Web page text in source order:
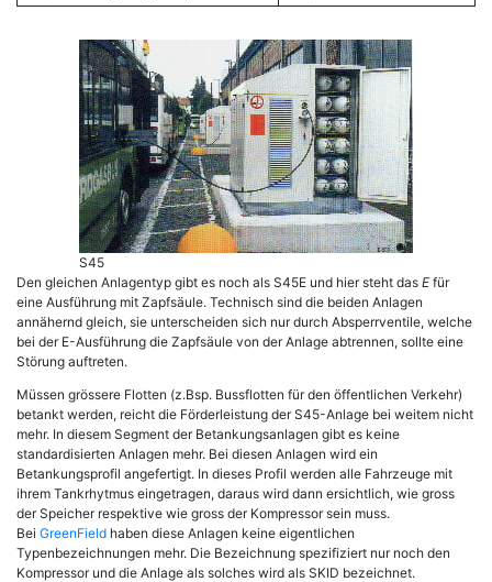
S45
Den gleichen Anlagentyp gibt es noch als S45E und hier steht das Efür
eine Ausführung mit Zapfsäule. Technisch sind die beiden Anlagen
annähernd gleich, sie unterscheiden sich nur durch Absperrventile, welche
bei der E-Ausführung die Zapfsäule von der Anlage abtrennen, sollte eine
Störung auftreten.
Müssen grössere Flotten (z.Bsp. Bussflotten für den öffentlichen Verkehr)
betankt werden, reicht die Förderleistung der S45-Anlage bei weitem nicht
mehr. In diesem Segment der Betankungsanlagen gibt es keine
standardisierten Anlagen mehr. Bei diesen Anlagen wird ein
Betankungsprofil angefertigt. In dieses Profil werden alle Fahrzeuge mit
ihrem Tankrhytmus eingetragen, daraus wird dann ersichtlich, wie gross
der Speicher respektive wie gross der Kompressor sein muss.
Bei GreenField haben diese Anlagen keine eigentlichen
Typenbezeichnungen mehr. Die Bezeichnung spezifiziert nur noch den
Kompressor und die Anlage als solches wird als SKID bezeichnet.